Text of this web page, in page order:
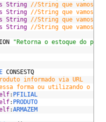
String //String que vamos
String //String que vamos
String //String que vamos
String //String que vamos
"Retorna o estoque do
CONSESTQ
informado via URL
forma ou utilizando o
: PFILIAL
: PRODUTO
:ARMAZEM